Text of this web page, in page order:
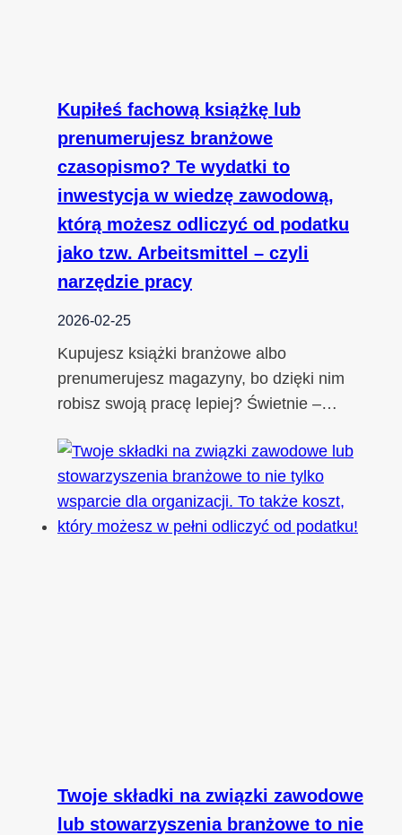
Kupiłeś fachową książkę lub
prenumerujesz branżowe
czasopismo? Te wydatki to
inwestycja w wiedzę zawodową,
którą możesz odliczyć od podatku
jako tzw. Arbeitsmittel – czyli
narzędzie pracy
2026-02-25
Kupujesz książki branżowe albo
prenumerujesz magazyny, bo dzięki nim
robisz swoją pracę lepiej? Świetnie –…
Twoje składki na związki zawodowe
lub stowarzyszenia branżowe to nie